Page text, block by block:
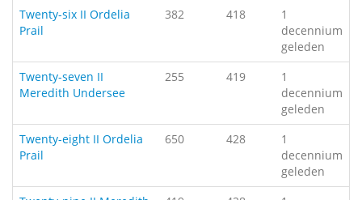
Twenty-six II Ordelia
Prail
382 418
1
decennium
geleden
Twenty-seven II
Meredith Undersee
255 419
1
decennium
geleden
Twenty-eight II Ordelia
Prail
650 428
1
decennium
geleden